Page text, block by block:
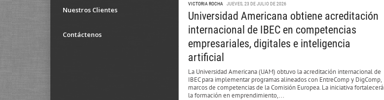
Nuestros Clientes
Contáctenos
VICTORIA ROCHA JUEVES, 23 DE JULIO DE 2026
Universidad Americana obtiene acreditación
internacional de IBEC en competencias
empresariales, digitales e inteligencia
artificial
La Universidad Americana (UAM) obtuvo la acreditación internacional de
IBEC para implementar programas alineados con EntreComp y DigComp,
marcos de competencias de la Comisión Europea. La iniciativa fortalecerá
la formación en emprendimiento,...